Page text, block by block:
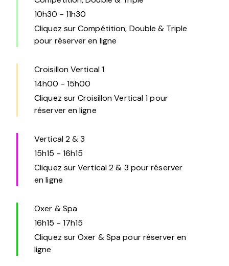
10h30 - 11h30
Cliquez sur Compétition, Double & Triple
pour réserver en ligne
Croisillon Vertical 1
14h00 - 15h00
Cliquez sur Croisillon Vertical 1 pour
réserver en ligne
Vertical 2 & 3
15h15 - 16h15
Cliquez sur Vertical 2 & 3 pour réserver
en ligne
Oxer & Spa
16h15 - 17h15
Cliquez sur Oxer & Spa pour réserver en
ligne